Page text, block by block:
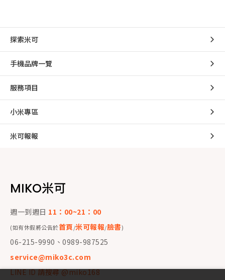
探索米可
手機品牌一覽
服務項目
小米專區
米可報報
MIKO米可
週一到週日 11：00~21：00
(如有休假將公告於首頁/米可報報/臉書)
06-215-9990、0989-987525
service@miko3c.com
LINE ID 請搜尋 @miko168